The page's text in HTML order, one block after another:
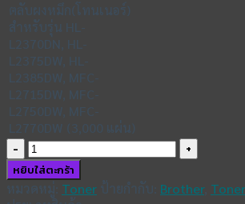
ตลับผงหมึก(โทนเนอร์)
สำหรับรุ่น HL-
L2370DN, HL-
L2375DW, HL-
L2385DW, MFC-
L2715DW, MFC-
L2750DW, MFC-
L2770DW (3,000 แผ่น)
จำนวน
Brother
Toner
TN-
หยิบใส่ตะกร้า
หมวดหมู่: Toner ป้ายกำกับ: Brother, Toner